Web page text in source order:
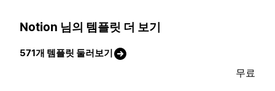
Notion 님의 템플릿 더 보기
571개 템플릿 둘러보기
무료